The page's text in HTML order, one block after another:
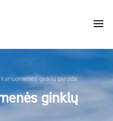
kariuomenės ginklų paroda
ginklų